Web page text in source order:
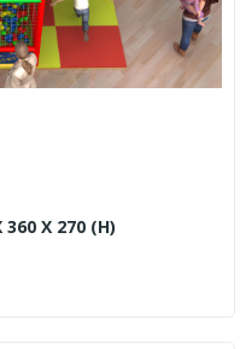
360 X 270 (H)